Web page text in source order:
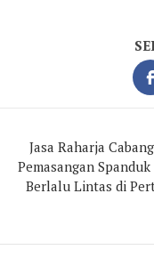
Jasa Raharja
Pemasangan
Berlalu Lintas di